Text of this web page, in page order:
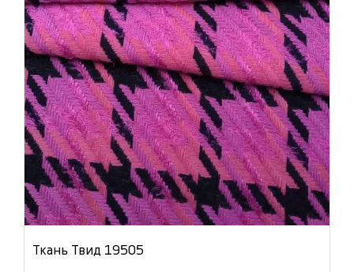
Ткань Твид 19505